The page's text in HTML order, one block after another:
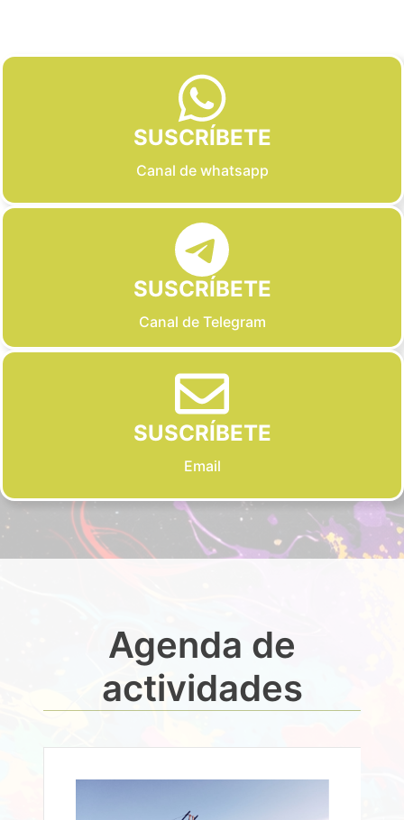
SUSCRÍBETE
Canal de whatsapp
SUSCRÍBETE
Canal de Telegram
SUSCRÍBETE
Email
Agenda de
actividades